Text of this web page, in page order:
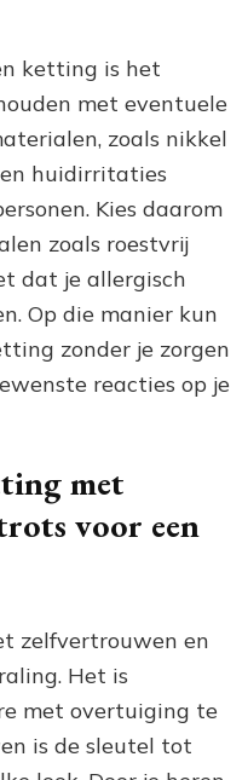
ketting is het
met eventuele
zoals nikkel
huidirritaties
Kies daarom
zoals roestvrij
dat je allergisch
Op die manier kun
zonder je zorgen
reacties op je
met
voor een
zelfvertrouwen en
Het is
met overtuiging te
is de sleutel tot